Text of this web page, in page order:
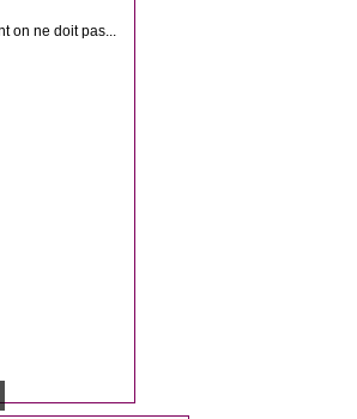
on ne doit pas...